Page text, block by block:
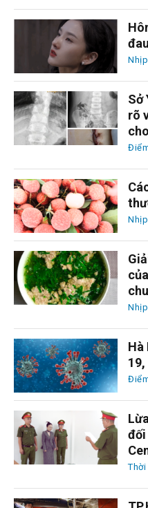
Sở
rõ
Hà
đối